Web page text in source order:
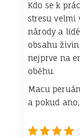
Kdo se k
stresu velmi
národy a
obsahu
nejprve na
oběhu.
Macu
a pokud